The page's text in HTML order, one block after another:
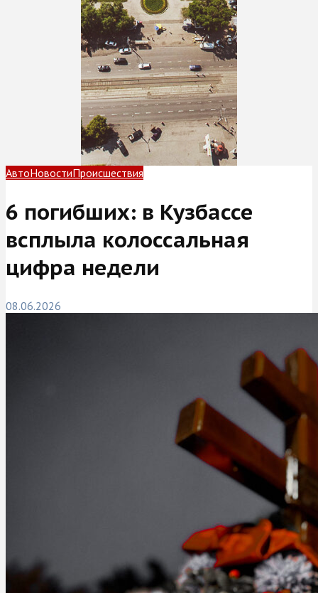
АвтоНовостиПроисшествия
6 погибших: в Кузбассе
всплыла колоссальная
цифра недели
08.06.2026